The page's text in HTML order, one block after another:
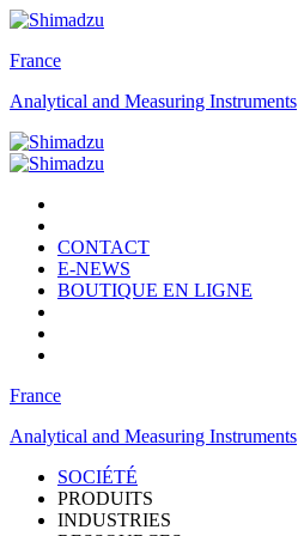
France
Analytical and Measuring Instruments
CONTACT
E-NEWS
BOUTIQUE EN LIGNE
France
Analytical and Measuring Instruments
SOCIÉTÉ
PRODUITS
INDUSTRIES